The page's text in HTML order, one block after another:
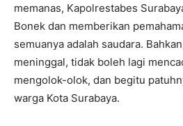
memanas, Kapolrestabes
Bonek dan memberikan
semuanya adalah saudara.
meninggal, tidak boleh lagi
mengolok-olok, dan begitu
warga Kota Surabaya.